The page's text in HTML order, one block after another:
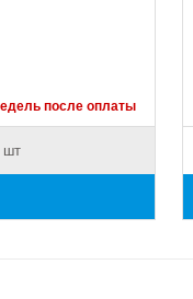
после оплаты
шт